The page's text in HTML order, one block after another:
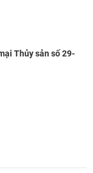
Thủy sản số 29-